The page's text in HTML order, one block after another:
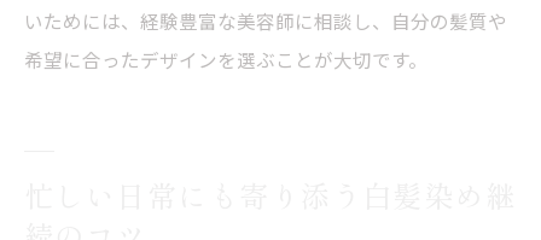
いためには、経験豊富な美容師に相談し、自分の髪質や
希望に合ったデザインを選ぶことが大切です。